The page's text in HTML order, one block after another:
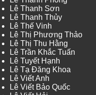
Lê Thanh Sơn
Lê Thanh Thủy
Lê Thế Vinh
Lê Thị Phương Thảo
Lê Thị Thu Hằng
Lê Trần Khắc Tuấn
Lê Tuyết Hạnh
Lê Tạ Đăng Khoa
Lê Viết Anh
Lê Viết Bảo Quốc